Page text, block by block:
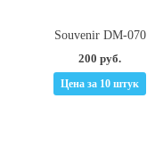
Souvenir DM-070
200 руб.
Цена за 10 штук